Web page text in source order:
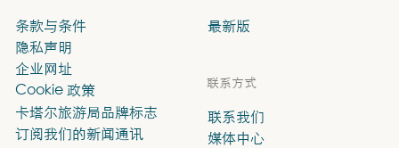
最新版
联系方式
联系我们
媒体中心
条款与条件
隐私声明
企业网址
Cookie 政策
卡塔尔旅游局品牌标志
订阅我们的新闻通讯